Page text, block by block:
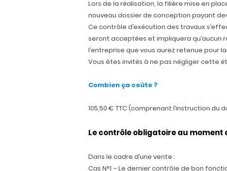
Lors de la réalisation, la filière mise en
nouveau dossier de conception payant
Ce contrôle d’exécution des travaux
seront acceptées et impliquera qu’aucun
l’entreprise que vous aurez retenue pour
Vous êtes invités à ne pas négliger cette
Combien ça coûte ?
105,50 € TTC (comprenant l’instruction
Le contrôle obligatoire au moment
Dans le cadre d’une vente :
Cas N°1 – Le dernier contrôle de bon